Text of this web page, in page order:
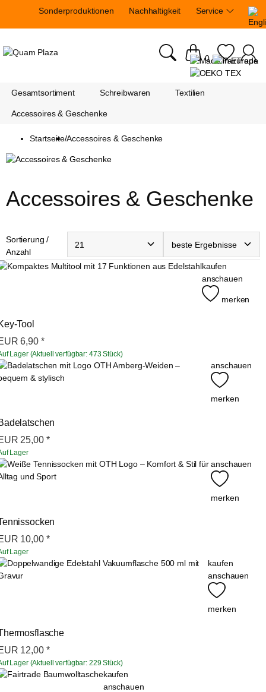
Sonderproduktionen Nachhaltigkeit Service
0
Gesamtsortiment Schreibwaren Textilien
Accessoires & Geschenke
Startseite/Accessoires & Geschenke
Accessoires & Geschenke
Sortierung /
Anzahl
kaufen
anschauen
merken
Tool
6,90 *
Lager (Aktuell verfügbar: 473 Stück)
anschauen
merken
25,00 *
Lager
anschauen
merken
10,00 *
Lager
kaufen
anschauen
merken
12,00 *
Lager (Aktuell verfügbar: 229 Stück)
kaufen
anschauen